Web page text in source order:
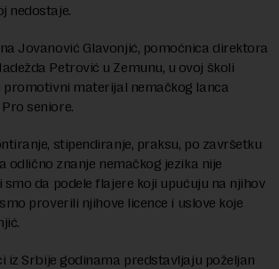
nedostaje.
Jovanović Glavonjić, pomoćnica direktora
Petrović u Zemunu, u ovoj školi
promotivni materijal nemačkog lanca
seniore.
stipendiranje, praksu, po završetku
odlično znanje nemačkog jezika nije
smo da podele flajere koji upućuju na njihov
proverili njihove licence i uslove koje
iz Srbije godinama predstavljaju poželjan